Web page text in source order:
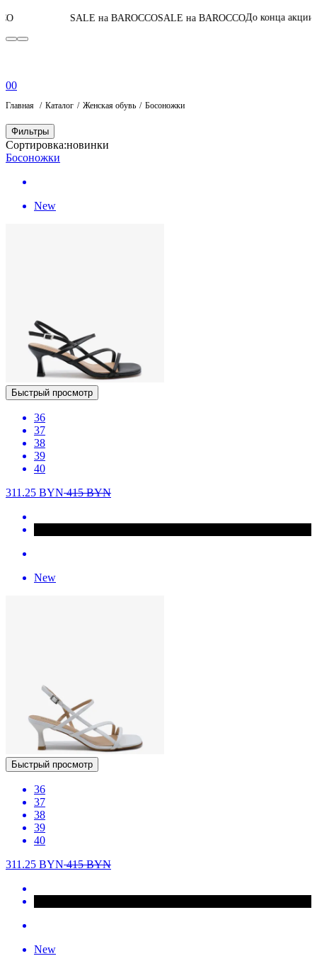
SALE на BAROCCOSALE на BAROCCOДо конца акции06:21:25:32
00
Главная Каталог Женская обувь Босоножки
Фильтры
Сортировка:новинки
Босоножки
New
Быстрый просмотр
36
37
38
39
40
311.25 BYN415BYN
New
Быстрый просмотр
36
37
38
39
40
311.25 BYN415BYN
New